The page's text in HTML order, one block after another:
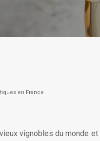
en France
vignobles du monde et